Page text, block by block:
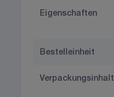
Eigenschaften
Bestelleinheit
Verpackungsinhalt